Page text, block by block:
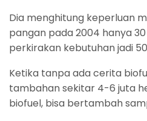
Dia menghitung keperluan
pangan pada 2004 hanya
perkirakan kebutuhan jadi
Ketika tanpa ada cerita
tambahan sekitar 4-6 juta
biofuel, bisa bertambah